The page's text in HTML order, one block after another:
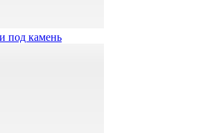
под камень